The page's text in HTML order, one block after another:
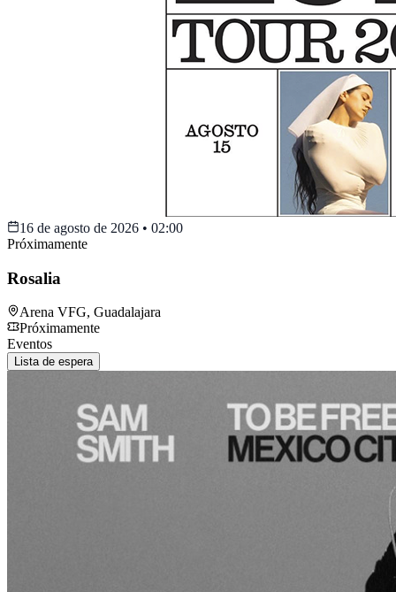
16 de agosto de 2026 • 02:00
Próximamente
Rosalia
Arena VFG, Guadalajara
Próximamente
Eventos
Lista de espera